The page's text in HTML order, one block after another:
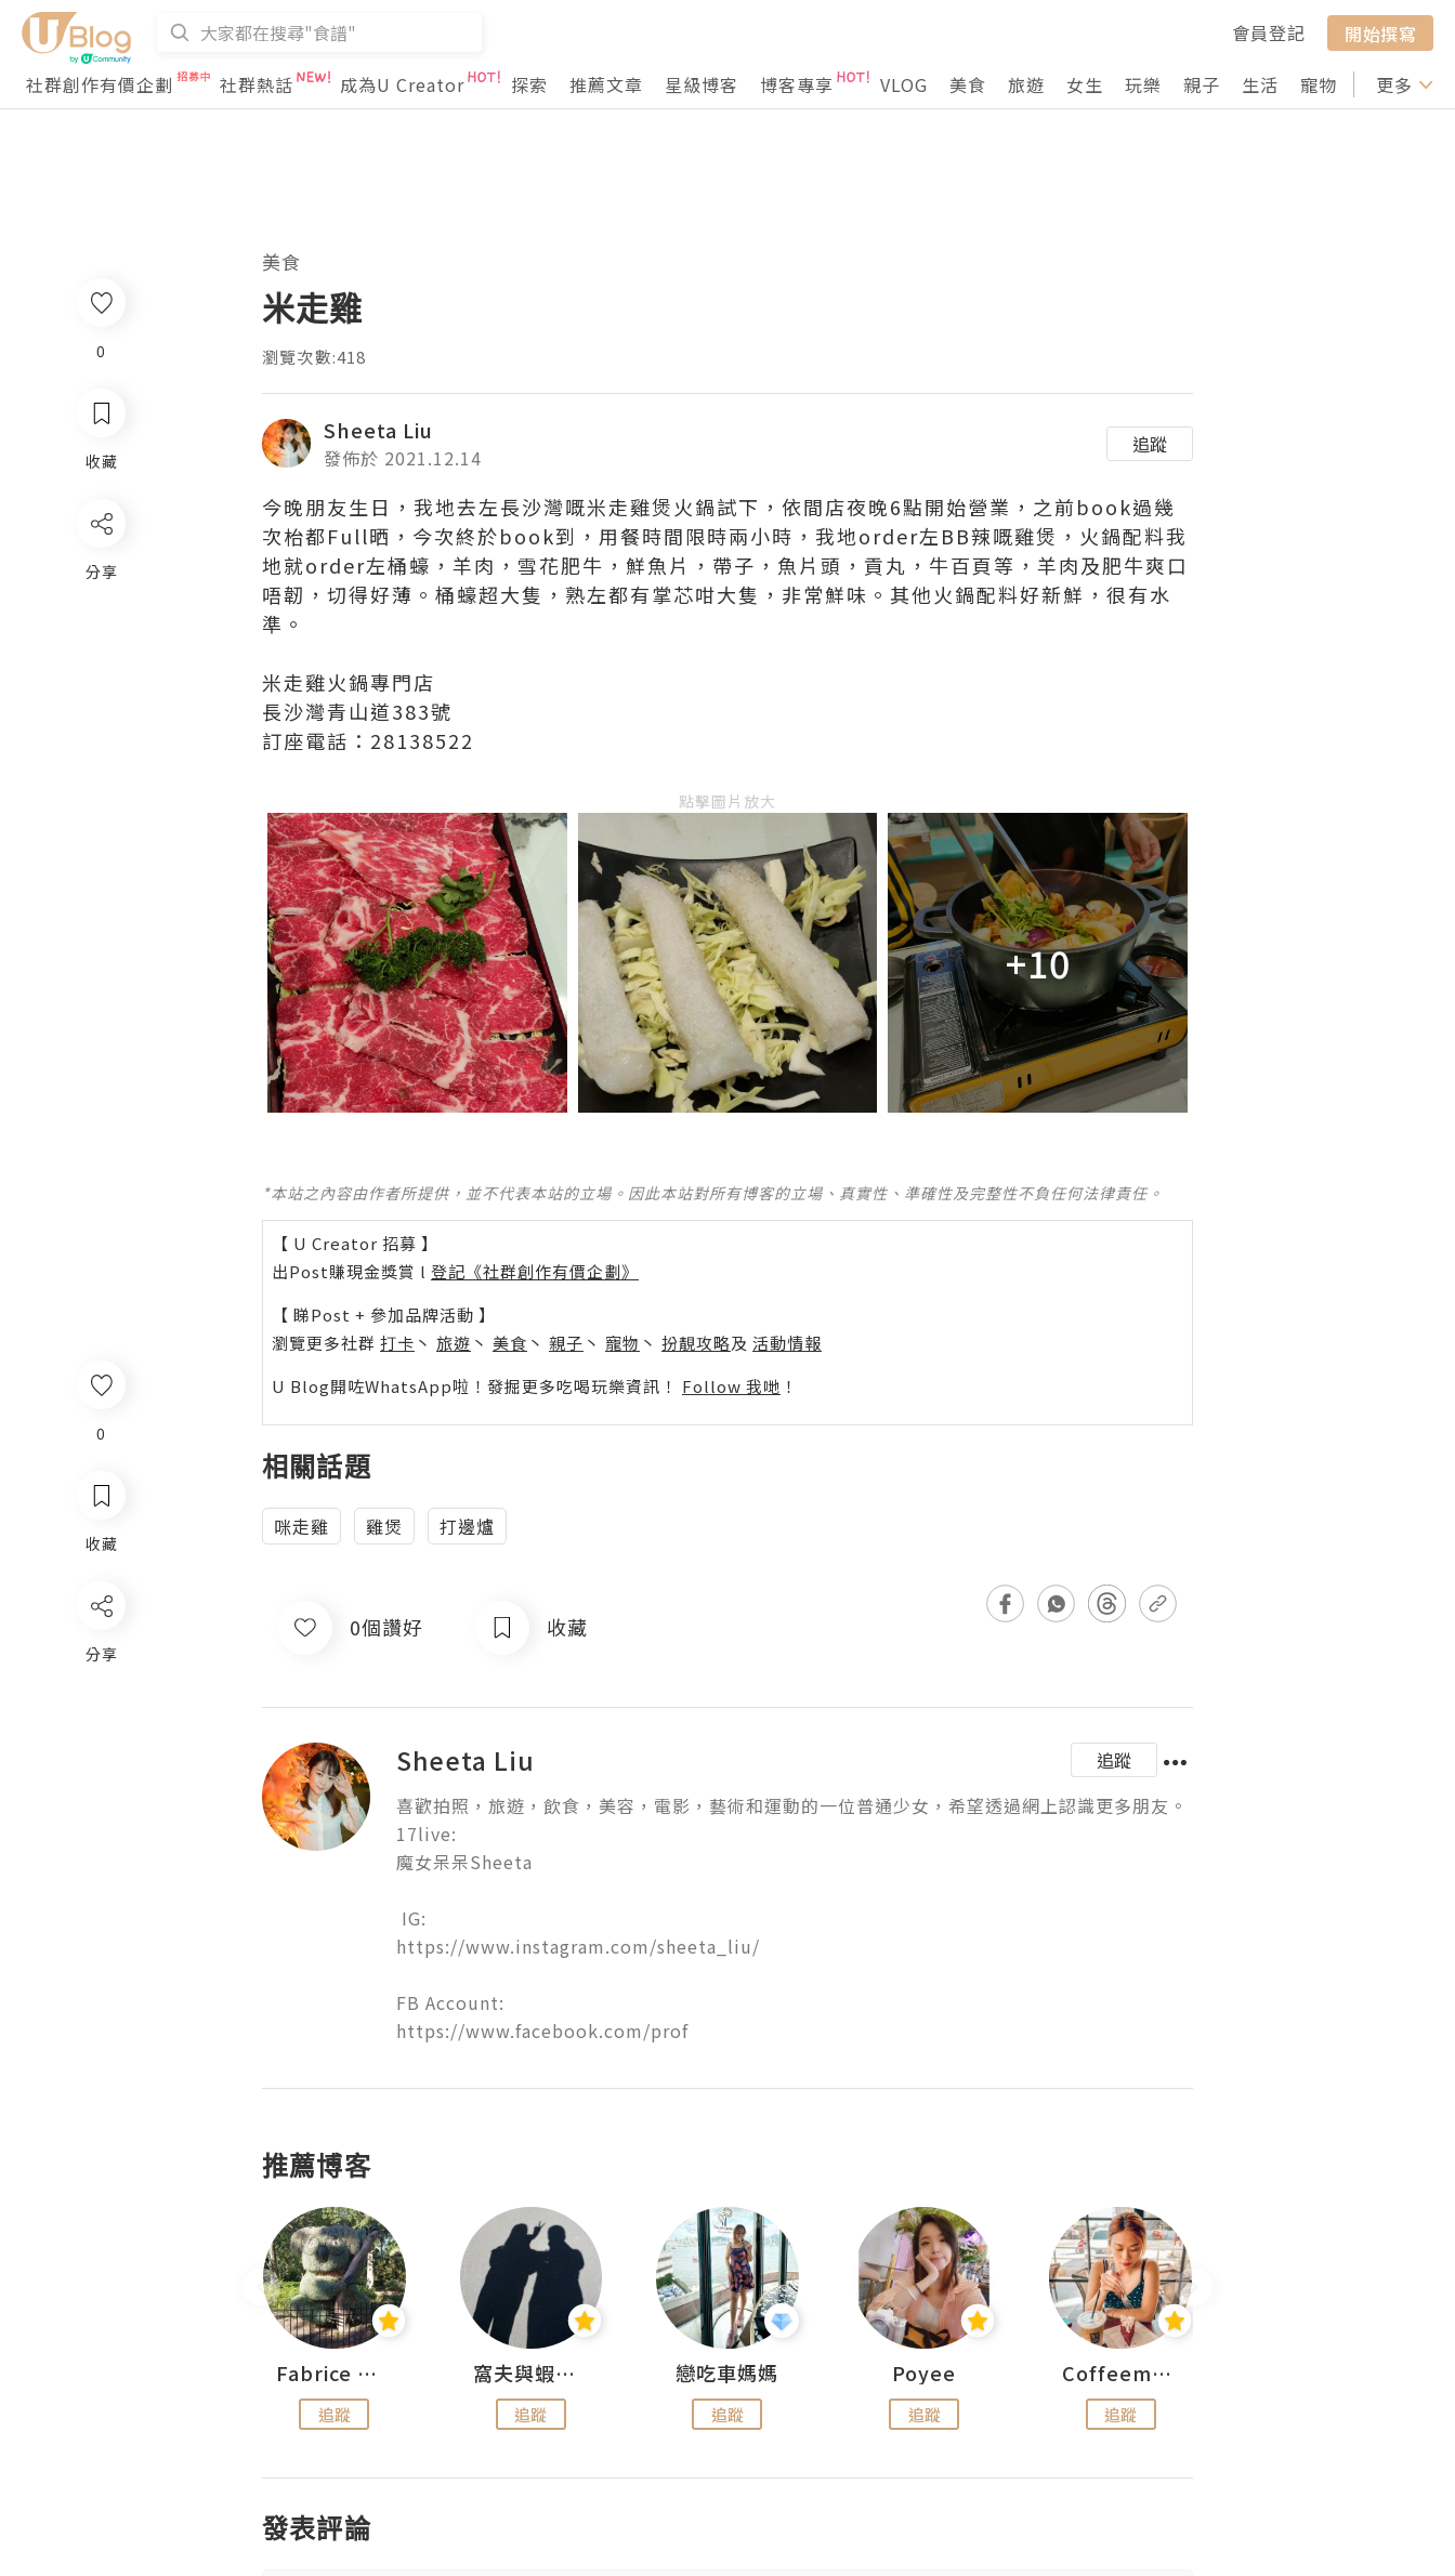
會員登記
開始撰寫
社群創作有價企劃
社群熱話 成為U Creator 探索 推薦文章 星級博客 博客專享 VLOG 美食 旅遊 女生 玩樂 親子 生活 寵物 行山 打卡
更多
0
收藏
分享
美食
米走雞
瀏覽次數:418
Sheeta Liu
發佈於 2021.12.14
追蹤
今晚朋友生日，我地去左長沙灣嘅米走雞煲火鍋試下，依間店夜晚6點開始營業，之前book過幾
次枱都Full晒，今次終於book到，用餐時間限時兩小時，我地order左BB辣嘅雞煲，火鍋配料我
地就order左桶蠔，羊肉，雪花肥牛，鮮魚片，帶子，魚片頭，貢丸，牛百頁等，羊肉及肥牛爽口
唔韌，切得好薄。桶蠔超大隻，熟左都有掌芯咁大隻，非常鮮味。其他火鍋配料好新鮮，很有水
準。
米走雞火鍋專門店
長沙灣青山道383號
訂座電話：28138522
點擊圖片放大
+10
*本站之內容由作者所提供，並不代表本站的立場。因此本站對所有博客的立場、真實性、準確性及完整性不負任何法律責任。
【 U Creator 招募 】
出Post賺現金獎賞 l 登記《社群創作有價企劃》
【 睇Post + 參加品牌活動 】
瀏覽更多社群 打卡 丶 旅遊 丶 美食 丶 親子 丶 寵物 丶 扮靚攻略及 活動情報
U Blog開咗WhatsApp啦！發掘更多吃喝玩樂資訊！ Follow 我哋 ！
相關話題
咪走雞 雞煲 打邊爐
0個讚好 收藏
Sheeta Liu
追蹤
喜歡拍照，旅遊，飲食，美容，電影，藝術和運動的一位普通少女，希望透過網上認識更多朋友。
17live:
魔女呆呆Sheeta
https://www.instagram.com/sheeta_liu/
FB Account:
https://www.facebook.com/prof
推薦博客
Fabrice 嚐味
追蹤
窩夫與蝦子餅
追蹤
戀吃車媽媽
追蹤
Poyee
追蹤
Coffeemeetjojo
追蹤
發表評論
0
收藏
分享